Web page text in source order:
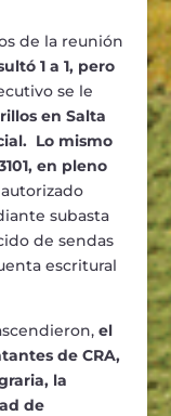
de la reunión
1 a 1, pero
se le
en Salta
Lo mismo
en pleno
subasta
de sendas
escritural
el
de CRA,
la
de